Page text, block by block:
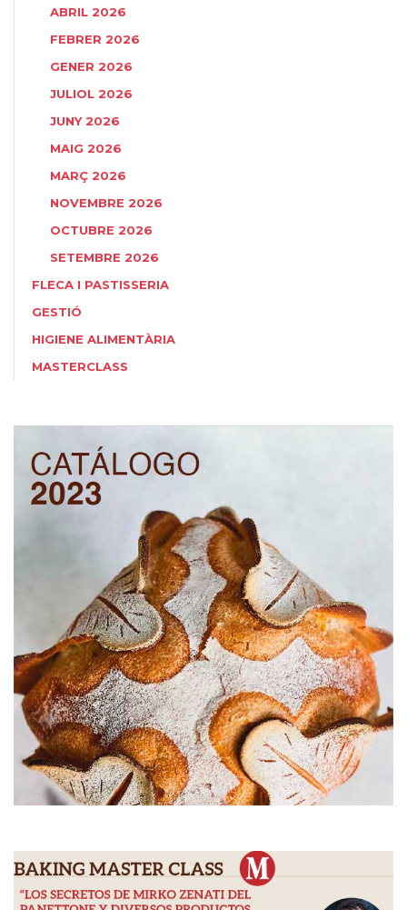
ABRIL 2026
FEBRER 2026
GENER 2026
JULIOL 2026
JUNY 2026
MAIG 2026
MARÇ 2026
NOVEMBRE 2026
OCTUBRE 2026
SETEMBRE 2026
FLECA I PASTISSERIA
GESTIÓ
HIGIENE ALIMENTÀRIA
MASTERCLASS